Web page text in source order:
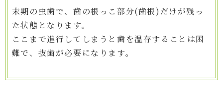
末期の虫歯で、歯の根っこ部分(歯根)だけが残っ
た状態となります。
ここまで進行してしまうと歯を温存することは困
難で、抜歯が必要になります。